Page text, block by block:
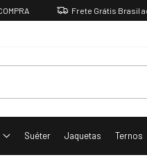
Frete Grátis Brasil acima
Suéter Jaquetas Ternos